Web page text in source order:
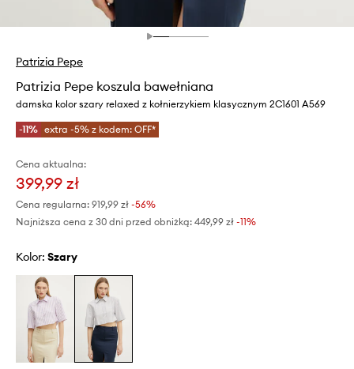
Patrizia Pepe
Patrizia Pepe koszula bawełniana
damska kolor szary relaxed z kołnierzykiem klasycznym 2C1601 A569
-11% extra -5% z kodem: OFF*
Cena aktualna:
399,99 zł
Cena regularna: 919,99 zł -56%
Najniższa cena z 30 dni przed obniżką: 449,99 zł -11%
Kolor: szary